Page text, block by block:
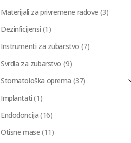
Materijali za privremene radove (3)
Dezinficijensi (1)
Instrumenti za zubarstvo (7)
Svrdla za zubarstvo (9)
Stomatološka oprema (37)
Implantati (1)
Endodoncija (16)
Otisne mase (11)